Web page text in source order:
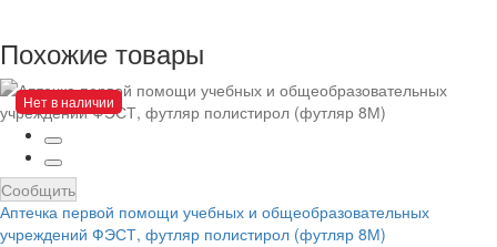
Похожие товары
Нет в наличии
Сообщить
Аптечка первой помощи учебных и общеобразовательных
учреждений ФЭСТ, футляр полистирол (футляр 8М)